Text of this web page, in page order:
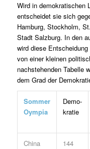
Wird in demokratischen
entscheidet sie sich
Hamburg, Stockholm,
Stadt Salzburg. In den
wird diese
von einer kleinen
nachstehenden Tabelle
dem Grad der
Sommer
Oympia
Demo-
kratie
China 144